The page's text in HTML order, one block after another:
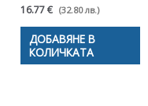
16.77 € (32.80 лв.)
ДОБАВЯНЕ В
КОЛИЧКАТА